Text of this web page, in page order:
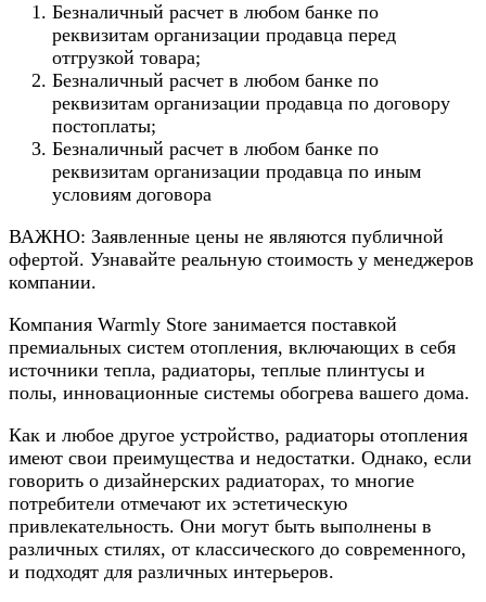
Безналичный расчет в любом банке по
реквизитам организации продавца перед
отгрузкой товара;
Безналичный расчет в любом банке по
реквизитам организации продавца по договору
постоплаты;
Безналичный расчет в любом банке по
реквизитам организации продавца по иным
условиям договора
ВАЖНО: Заявленные цены не являются публичной
офертой. Узнавайте реальную стоимость у менеджеров
компании.
Компания Warmly Store занимается поставкой
премиальных систем отопления, включающих в себя
источники тепла, радиаторы, теплые плинтусы и
полы, инновационные системы обогрева вашего дома.
Как и любое другое устройство, радиаторы отопления
имеют свои преимущества и недостатки. Однако, если
говорить о дизайнерских радиаторах, то многие
потребители отмечают их эстетическую
привлекательность. Они могут быть выполнены в
различных стилях, от классического до современного,
и подходят для различных интерьеров.